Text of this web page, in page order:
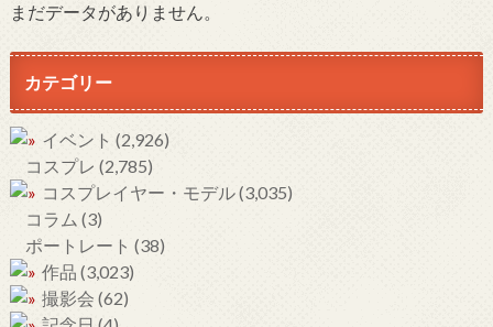
まだデータがありません。
カテゴリー
イベント (2,926)
コスプレ (2,785)
コスプレイヤー・モデル(3,035)
コラム (3)
ポートレート (38)
作品 (3,023)
撮影会 (62)